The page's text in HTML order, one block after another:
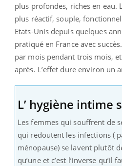
plus profondes, riches en eau.
plus réactif, souple,
Etats-Unis depuis quelques
pratiqué en France avec
par mois pendant trois mois,
après. L’effet dure environ un
L’ hygiène intime
Les femmes qui souffrent de
qui redoutent les infections (
ménopause) se lavent plutôt
qu’une et c’est l’inverse